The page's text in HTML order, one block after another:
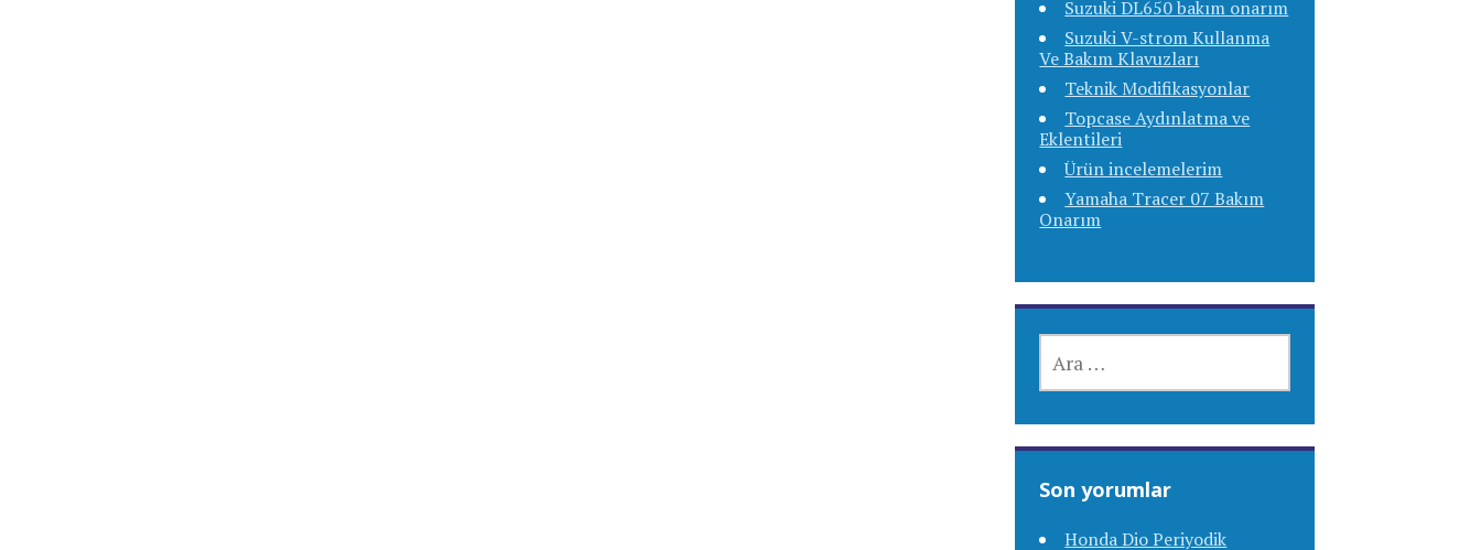
Suzuki DL650 bakım onarım
Suzuki V-strom Kullanma
Ve Bakım Klavuzları
Teknik Modifikasyonlar
Topcase Aydınlatma ve
Eklentileri
Ürün incelemelerim
Yamaha Tracer 07 Bakım
Onarım
Son yorumlar
Honda Dio Periyodik